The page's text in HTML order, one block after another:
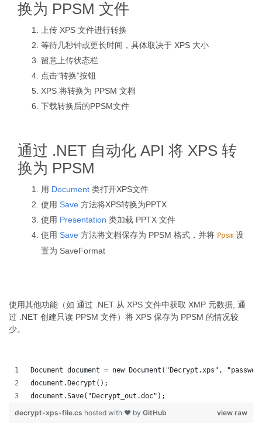
换为 PPSM 文件
上传 XPS 文件进行转换
等待几秒钟或更长时间，具体取决于 XPS 大小
留意上传状态栏
点击“转换”按钮
XPS 将转换为 PPSM 文档
下载转换后的PPSM文件
通过 .NET 自动化 API 将 XPS 转
换为 PPSM
用 Document 类打开XPS文件
使用 Save 方法将XPS转换为PPTX
使用 Presentation 类加载 PPTX 文件
使用 Save 方法将文档保存为 PPSM 格式，并将 Ppsm 设
置为 SaveFormat
使用其他功能（如 通过 .NET 从 XPS 文件中获取 XMP 元数据, 通
过 .NET 创建只读 PPSM 文件）将 XPS 保存为 PPSM 的情况较
少。
Document document = new Document("Decrypt.xps",
document.Decrypt();
document.Save("Decrypt_out.doc");
view raw
decrypt-xps-file.cs hosted with ❤ by GitHub